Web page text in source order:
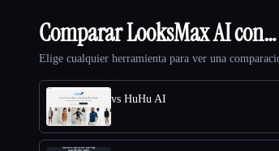
Comparar LooksMax AI con…
Elige cualquier herramienta para ver una
vs HuHu AI